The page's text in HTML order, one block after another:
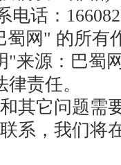
电话：
蜀网" 的所有
"来源：巴蜀
责任。
其它问题需
系，我们将